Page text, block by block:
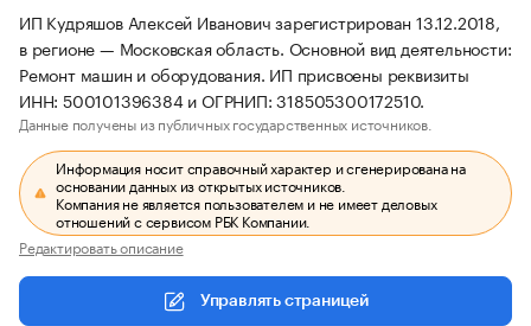
ИП Кудряшов Алексей Иванович зарегистрирован 13.12.2018,
в регионе — Московская область. Основной вид деятельности:
Ремонт машин и оборудования. ИП присвоены реквизиты
ИНН: 500101396384 и ОГРНИП: 318505300172510.
Данные получены из публичных государственных источников.
Информация носит справочный характер и сгенерирована на
основании данных из открытых источников.
Компания не является пользователем и не имеет деловых
отношений с сервисом РБК Компании.
Редактировать описание
Управлять страницей